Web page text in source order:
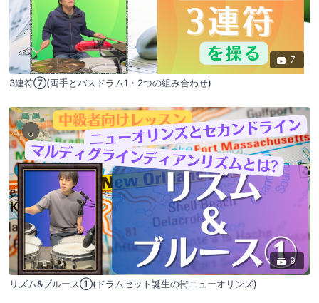
7
3連符⑦(両手とバスドラム1・2つの組み合わせ)
9
リズム&ブルース①(ドラムセット誕生の街ニューオリンズ)